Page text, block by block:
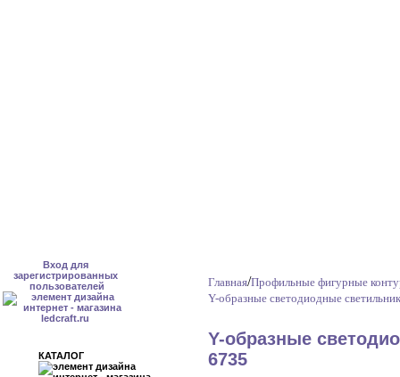
Вход для
зарегистрированных
пользователей
КАТАЛОГ
Главная/Профильные фигурные
Y-образные светодиодные
Y-образные
6735